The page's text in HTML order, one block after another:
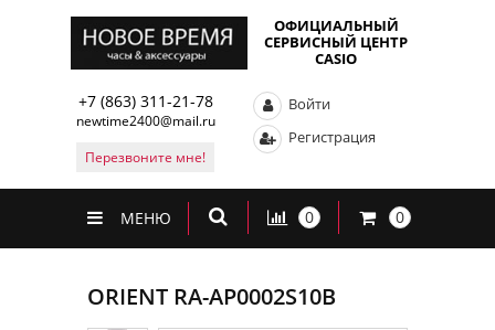
ОФИЦИАЛЬНЫЙ
СЕРВИСНЫЙ ЦЕНТР
CASIO
+7 (863) 311-21-78
newtime2400@mail.ru
Перезвоните мне!
Войти
Регистрация
МЕНЮ 0 0
ORIENT RA-AP0002S10B